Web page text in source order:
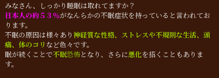
みなさん、しっかり睡眠は取れてますか？
日本人の約５３％がなんらかの不眠症状を持っていると言われてお
ります。
不眠の原因は様々あり 神経質な性格、ストレスや不規則な生活、頭
痛、体のコリ など色々です。
眠が続くことで不眠恐怖となり、さらに悪化を招くこともありま
す。